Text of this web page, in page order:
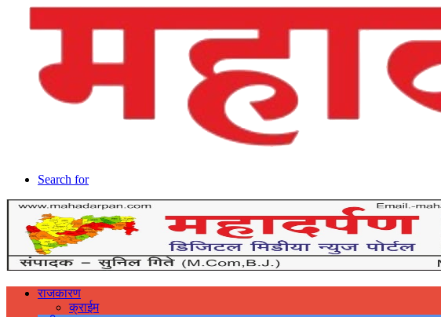
Search for
राजकारण
क्राईम